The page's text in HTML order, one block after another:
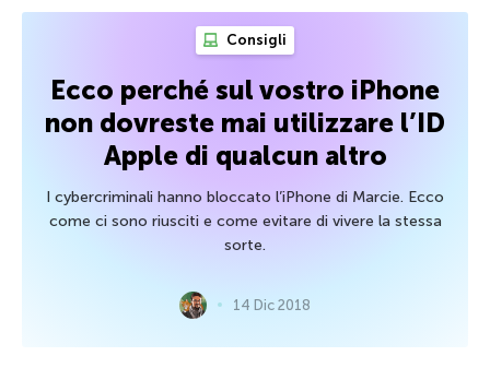
Consigli
Ecco perché sul vostro iPhone
non dovreste mai utilizzare l’ID
Apple di qualcun altro
I cybercriminali hanno bloccato l’iPhone di Marcie. Ecco
come ci sono riusciti e come evitare di vivere la stessa
sorte.
14 Dic 2018